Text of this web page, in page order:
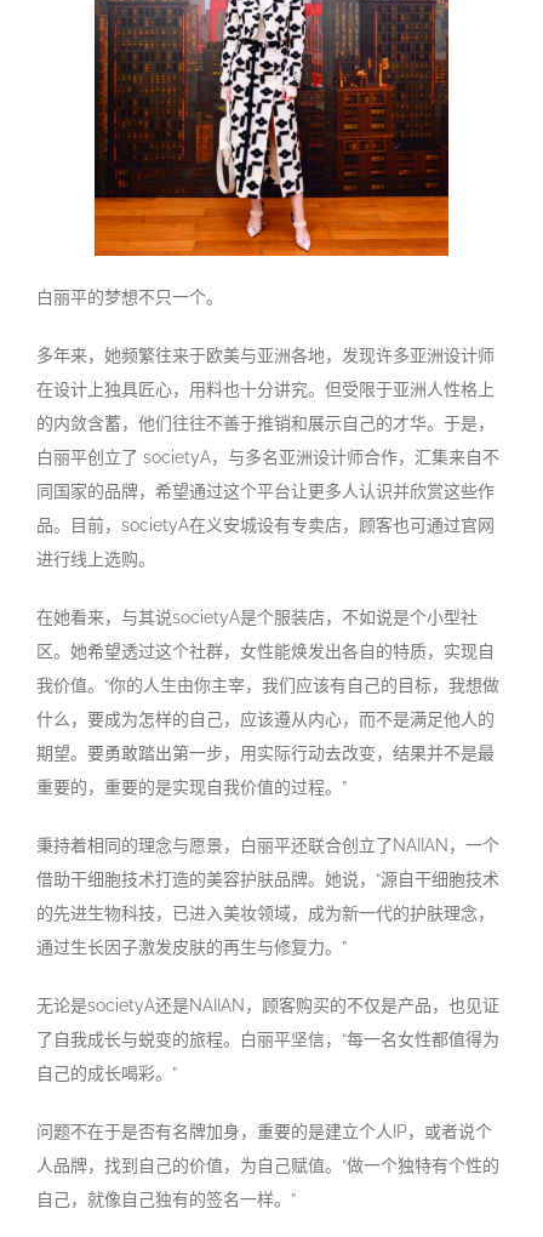
白丽平的梦想不只一个。
多年来，她频繁往来于欧美与亚洲各地，发现许多亚洲设计师
在设计上独具匠心，用料也十分讲究。但受限于亚洲人性格上
的内敛含蓄，他们往往不善于推销和展示自己的才华。于是，
白丽平创立了 societyA，与多名亚洲设计师合作，汇集来自不
同国家的品牌，希望通过这个平台让更多人认识并欣赏这些作
品。目前， societyA在义安城设有专卖店，顾客也可通过官网
进行线上选购。
在她看来，与其说societyA是个服装店，不如说是个小型社
区。她希望透过这个社群，女性能焕发出各自的特质，实现自
我价值。 “你的人生由你主宰，我们应该有自己的目标，我想做
什么，要成为怎样的自己，应该遵从内心，而不是满足他人的
期望。要勇敢踏出第一步，用实际行动去改变，结果并不是最
重要的，重要的是实现自我价值的过程。 ”
秉持着相同的理念与愿景，白丽平还联合创立了 NAIIAN ，一个
借助干细胞技术打造的美容护肤品牌。她说， “源自干细胞技术
的先进生物科技，已进入美妆领域，成为新一代的护肤理念，
通过生长因子激发皮肤的再生与修复力。 ”
无论是societyA还是NAIIAN ，顾客购买的不仅是产品，也见证
了自我成长与蜕变的旅程。白丽平坚信， “每一名女性都值得为
自己的成长喝彩。 ”
问题不在于是否有名牌加身，重要的是建立个人 IP，或者说个
人品牌，找到自己的价值，为自己赋值。 “做一个独特有个性的
自己，就像自己独有的签名一样。 ”